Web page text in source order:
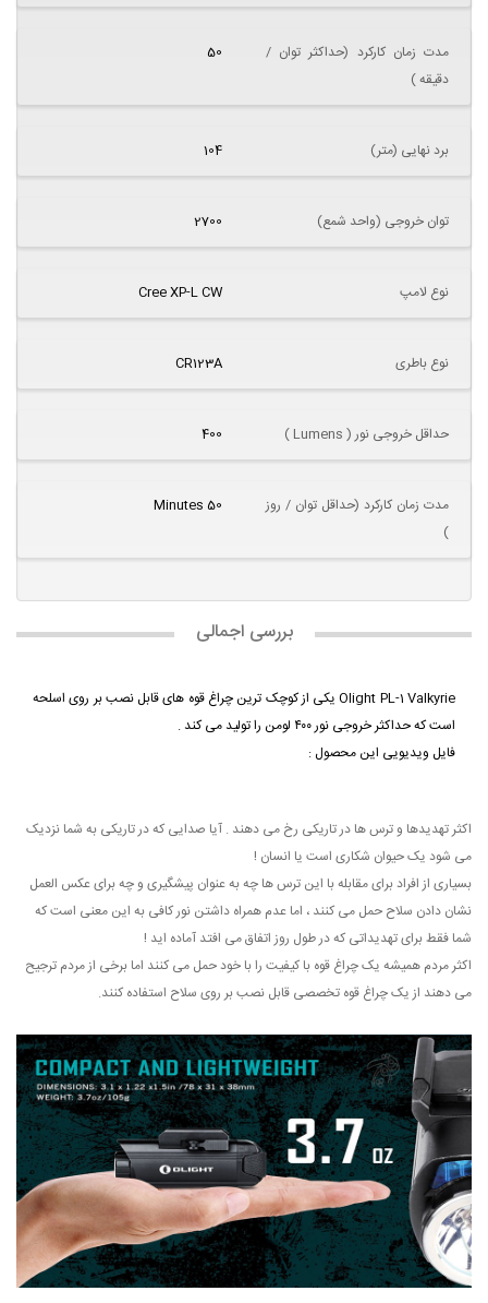
مدت زمان کارکرد (حداکثر توان /
دقیقه )
50
برد نهایی (متر) 104
توان خروجی (واحد شمع) 2700
نوع لامپ Cree XP-L CW
نوع باطری CR123A
حداقل خروجی نور ( Lumens ) 400
مدت زمان کارکرد (حداقل توان / روز
)
50 Minutes
بررسی اجمالی
Olight PL-1 Valkyrie یکی از کوچک ترین چراغ قوه های قابل نصب بر روی اسلحه
است که حداکثر خروجی نور ۴۰۰ لومن را تولید می کند .
فایل ویدیویی این محصول :
اکثر تهدیدها و ترس ها در تاریکی رخ می دهند . آیا صدایی که در تاریکی به شما نزدیک
می شود یک حیوان شکاری است یا انسان !
بسیاری از افراد برای مقابله با این ترس ها چه به عنوان پیشگیری و چه برای عکس العمل
نشان دادن سلاح حمل می کنند ، اما عدم همراه داشتن نور کافی به این معنی است که
شما فقط برای تهدیداتی که در طول روز اتفاق می افتد آماده اید !
اکثر مردم همیشه یک چراغ قوه با کیفیت را با خود حمل می کنند اما برخی از مردم ترجیح
می دهند از یک چراغ قوه تخصصی قابل نصب بر روی سلاح استفاده کنند.